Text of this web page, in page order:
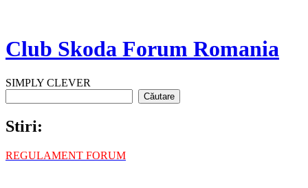
Club Skoda Forum Romania
SIMPLY CLEVER
Stiri:
REGULAMENT FORUM